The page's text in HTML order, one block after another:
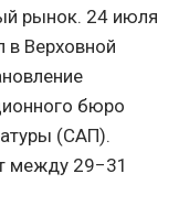
рынок. 24 июля
в Верховной
бюро
(САП).
между 29−31